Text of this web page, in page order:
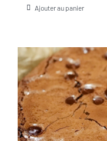
Ajouter au panier